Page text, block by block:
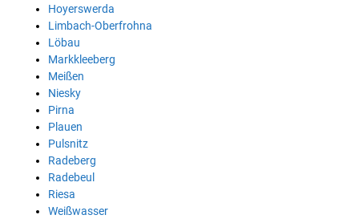
Hoyerswerda
Limbach-Oberfrohna
Löbau
Markkleeberg
Meißen
Niesky
Pirna
Plauen
Pulsnitz
Radeberg
Radebeul
Riesa
Weißwasser